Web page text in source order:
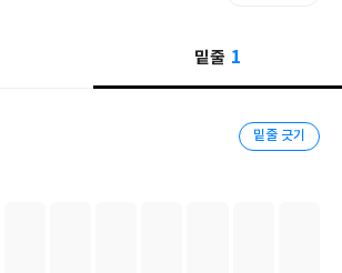
밑줄 1
밑줄 긋기